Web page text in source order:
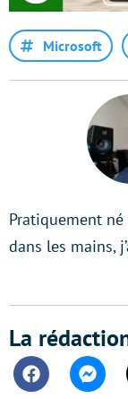
Microsoft
Pratiquement
dans les mains,
La
Facebook